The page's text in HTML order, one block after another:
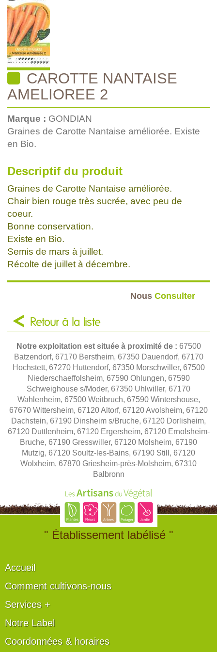
CAROTTE NANTAISE
AMELIOREE 2
Marque : GONDIAN
Graines de Carotte Nantaise améliorée. Existe
en Bio.
Descriptif du produit
Graines de Carotte Nantaise améliorée.
Chair bien rouge très sucrée, avec peu de
coeur.
Bonne conservation.
Existe en Bio.
Semis de mars à juillet.
Récolte de juillet à décembre.
Nous Consulter
Retour à la liste
Notre exploitation est située à proximité de : 67500
Batzendorf, 67170 Berstheim, 67350 Dauendorf, 67170
Hochstett, 67270 Huttendorf, 67350 Morschwiller, 67500
Niederschaeffolsheim, 67590 Ohlungen, 67590
Schweighouse s/Moder, 67350 Uhlwiller, 67170
Wahlenheim, 67500 Weitbruch, 67590 Wintershouse,
67670 Wittersheim, 67120 Altorf, 67120 Avolsheim, 67120
Dachstein, 67190 Dinsheim s/Bruche, 67120 Dorlisheim,
67120 Duttlenheim, 67120 Ergersheim, 67120 Ernolsheim-
Bruche, 67190 Gresswiller, 67120 Molsheim, 67190
Mutzig, 67120 Soultz-les-Bains, 67190 Still, 67120
Wolxheim, 67870 Griesheim-près-Molsheim, 67310
Balbronn
" Établissement labélisé "
Accueil
Comment cultivons-nous
Services +
Notre Label
Coordonnées & horaires